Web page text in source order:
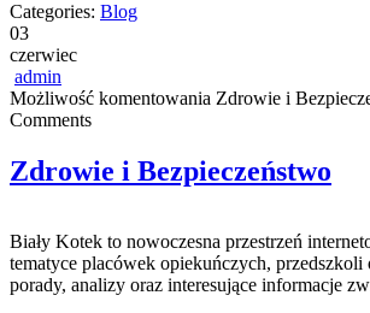
Categories: Blog
03
czerwiec
admin
Możliwość komentowania Zdrowie i
Comments
Zdrowie i Bezpieczeństwo
Biały Kotek to nowoczesna przestrzeń
tematyce placówek opiekuńczych,
porady, analizy oraz interesujące informacje